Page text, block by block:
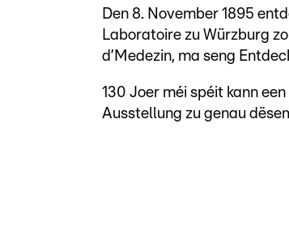
Den 8. November 1895
Laboratoire zu Würzburg
d’Medezin, ma seng
130 Joer méi spéit kann
Ausstellung zu genau